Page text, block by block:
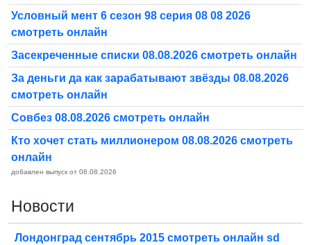
Условный мент 6 сезон 98 серия 08 08 2026
смотреть онлайн
Засекреченные списки 08.08.2026 смотреть онлайн
За деньги да как зарабатывают звёзды 08.08.2026
смотреть онлайн
Совбез 08.08.2026 смотреть онлайн
Кто хочет стать миллионером 08.08.2026 смотреть
онлайн
добавлен выпуск от 08.08.2026
Новости
Лондонград сентябрь 2015 смотреть онлайн sd